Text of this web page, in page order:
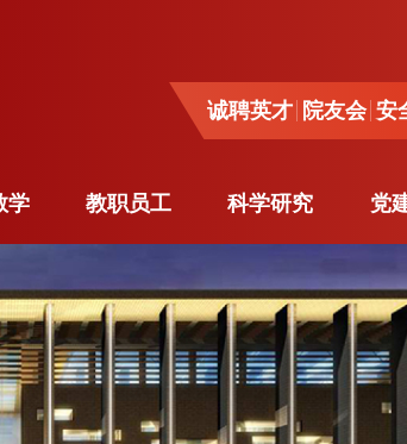
学
育
育
究生
习
教职员工
杰出人才
师资队伍
各系教员
客座教授
行政人员
科学研究
科研动态
学术活动
重要项目
奖励荣誉
党
诚聘英才 院友会 安
学 教职员工 科学研究 党